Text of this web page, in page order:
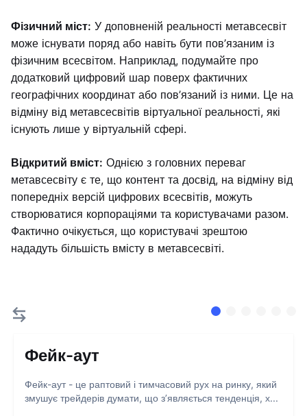
Фізичний міст: У доповненій реальності метавсесвіт
може існувати поряд або навіть бути пов’язаним із
фізичним всесвітом. Наприклад, подумайте про
додатковий цифровий шар поверх фактичних
географічних координат або пов’язаний із ними. Це на
відміну від метавсесвітів віртуальної реальності, які
існують лише у віртуальній сфері.
Відкритий вміст: Однією з головних переваг
метавсесвіту є те, що контент та досвід, на відміну від
попередніх версій цифрових всесвітів, можуть
створюватися корпораціями та користувачами разом.
Фактично очікується, що користувачі зрештою
нададуть більшість вмісту в метавсесвіті.
Фейк-аут
Фейк-аут - це раптовий і тимчасовий рух на ринку, який
змушує трейдерів думати, що з’являється тенденція, х...